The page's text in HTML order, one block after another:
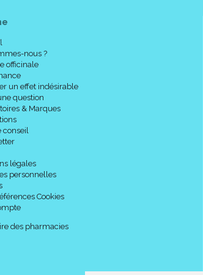
nous ?
officinale
un effet indésirable
question
& Marques
conseil
légales
personnelles
Cookies
des pharmacies